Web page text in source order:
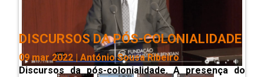
DISCURSOS DA PÓS-COLONIALIDADE
09 mar 2022 | António Sousa Ribeiro
Discursos da pós-colonialidade. A presença do